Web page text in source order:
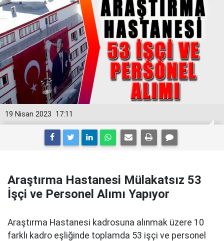
17:11
19 Nisan 2023
Araştırma Hastanesi Mülakatsız 53
İşçi ve Personel Alımı Yapıyor
Araştırma Hastanesi kadrosuna alınmak üzere 10
farklı kadro eşliğinde toplamda 53 işçi ve personel